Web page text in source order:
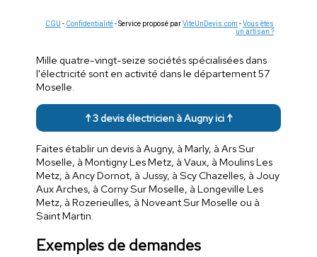
CGU - Confidentialité- Service proposé parViteUnDevis.com -Vous êtes
un artisan ?
Mille quatre-vingt-seize sociétés spécialisées dans
l'électricité sont en activité dans le département 57
Moselle.
↑ 3 devis électricien à Augny ici ↑
Faites établir un devis à Augny, à Marly, à Ars Sur
Moselle, à Montigny Les Metz, à Vaux, à Moulins Les
Metz, à Ancy Dornot, à Jussy, à Scy Chazelles, à Jouy
Aux Arches, à Corny Sur Moselle, à Longeville Les
Metz, à Rozerieulles, à Noveant Sur Moselle ou à
Saint Martin.
Exemples de demandes